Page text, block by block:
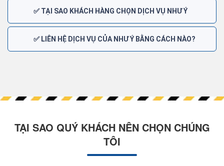
✅ TẠI SAO KHÁCH HÀNG CHỌN DỊCH VỤ NHƯ Ý
✅ LIÊN HỆ DỊCH VỤ CỦA NHƯ Ý BẰNG CÁCH NÀO?
TẠI SAO QUÝ KHÁCH NÊN CHỌN CHÚNG
TÔI